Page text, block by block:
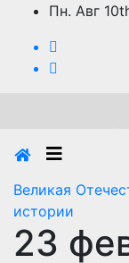
Перейти
содержимому
Пн. Авг
Великая
истории
23